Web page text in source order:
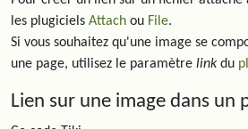
les plugiciels Attach ou File.
Si vous souhaitez qu'une image se
une page, utilisez le paramètre link du
Lien sur une image dans un